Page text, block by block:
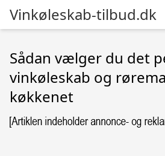
Vinkøleskab-tilbud.dk
Sådan vælger du det
vinkøleskab og
køkkenet